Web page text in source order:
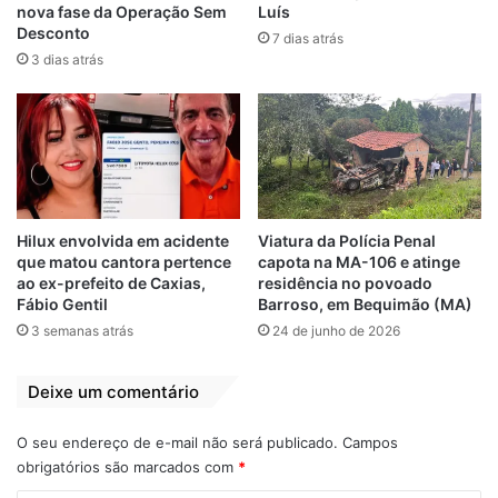
criminosas.
Como os autores não anunciaram assalto e
nem levaram nada das vítimas, a ação
criminosa pode ser uma espécie de acerto
de contas.
A ação criminosa será investigada pela
Superintendência de Homicídios e Proteção
à Pessoa (SHPP).
nova fase da Operação Sem
Desconto
3 dias atrás
Luís
7 dias atrás
Hilux envolvida em acidente
que matou cantora pertence
ao ex-prefeito de Caxias,
Fábio Gentil
3 semanas atrás
Viatura da Polícia Penal
capota na MA-106 e atinge
residência no povoado
Barroso, em Bequimão (MA)
24 de junho de 2026
Deixe um comentário
O seu endereço de e-mail não será publicado. Campos
obrigatórios são marcados com *